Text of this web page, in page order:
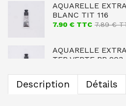
AQUARELLE
BLANC TIT 116
7.90 € TTC 7.89€
AQUARELLE
TER VERTE BR 203
AQUARELLE
Description Détails